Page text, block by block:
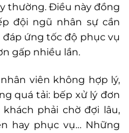
thường. Điều này đồng
đội ngũ nhân sự cần
ứng tốc độ phục vụ
gấp nhiều lần.
viên không hợp lý,
quá tải: bếp xử lý đơn
phải chờ đợi lâu,
hay phục vụ… Những